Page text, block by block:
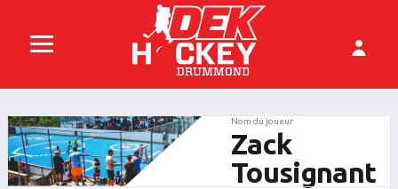
Nom du joueur
Zack
Tousignant